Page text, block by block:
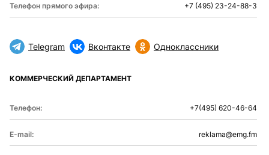
Телефон прямого эфира: +7 (495) 23-24-88-3
Telegram Вконтакте Одноклассники
КОММЕРЧЕСКИЙ ДЕПАРТАМЕНТ
Телефон: +7(495) 620-46-64
E-mail: reklama@emg.fm